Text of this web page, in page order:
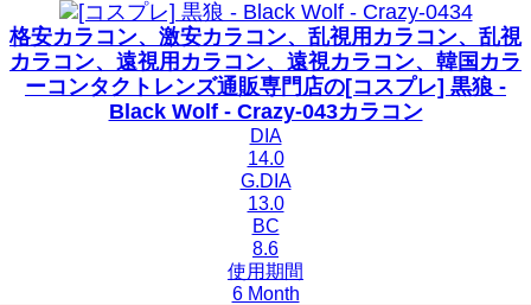
格安カラコン、激安カラコン、乱視用カラコン、乱視
カラコン、遠視用カラコン、遠視カラコン、韓国カラ
ーコンタクトレンズ通販専門店の[コスプレ] 黒狼 -
Black Wolf - Crazy-043カラコン
DIA
14.0
G.DIA
13.0
BC
8.6
使用期間
6 Month